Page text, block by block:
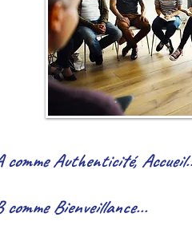
comme Authenticité,
comme Bienveillance...